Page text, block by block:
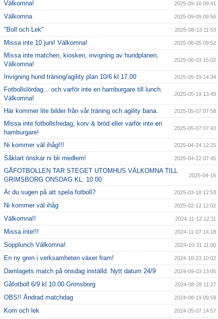
Välkomna! 2025-09-16 09:41
Välkomna 2025-09-09 09:56
"Boll och Lek" 2025-08-13 11:53
Missa inte 10 juni! Välkomna! 2025-06-05 09:52
Missa inte matchen, kiosken, invigning av hundplanen,
Välkomna!
2025-06-03 15:02
Invigning hund träning/agility plan 10/6 kl 17.00 2025-05-19 14:34
Fotbollslördag... och varför inte en hamburgare till lunch.
Välkomna!
2025-05-19 13:49
Här kommer lite bilder från vår träning och agility bana. 2025-05-07 07:58
Missa inte fotbollsfredag, korv & bröd eller varför inte en
hamburgare!
2025-05-07 07:43
Ni kommer väl ihåg!!! 2025-04-24 12:25
Såklart önskar ni bli medlem! 2025-04-22 07:45
GÅFOTBOLLEN TAR STEGET UTOMHUS VÄLKOMNA TILL
GRIMSBORG ONSDAG KL. 10.00
2025-04-16
Är du sugen på att spela fotboll? 2025-03-18 12:53
Ni kommer väl ihåg 2025-02-12 12:02
Välkomna!! 2024-11-12 12:11
Missa inte!!! 2024-11-07 14:18
Sopplunch Välkomna! 2024-10-31 11:00
En ny gren i verksamheten växer fram! 2024-10-23 10:02
Damlagets match på onsdag inställd. Nytt datum 24/9 2024-09-03 13:05
Gåfotboll 6/9 kl 10.00 Grimsborg 2024-08-28 11:27
OBS!! Ändrad matchdag 2024-08-19 09:59
Kom och lek 2024-05-07 14:57